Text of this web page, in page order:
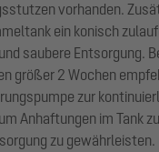
vorhanden.
ein konisch
saubere Entsorgung.
größer 2 Wochen
zur
Anhaftungen im Tank
zu gewährleisten.